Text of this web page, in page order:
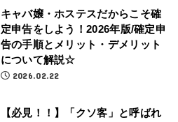
キャバ嬢・ホステスだからこそ確
定申告をしよう！2026年版/確定申
告の手順とメリット・デメリット
について解説☆
2026.02.22
【必見！！】「クソ客」と呼ばれ